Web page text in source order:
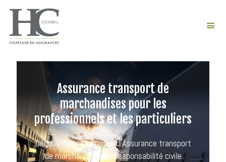
Assurance transport de
marchandises pour les
professionnels et les particuliers
Découvrez nos services d’Assurance transport
de marchandises et Responsabilité civile